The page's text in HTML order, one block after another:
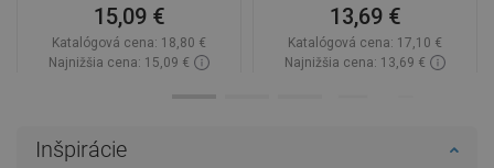
15,09 €
Katalógová cena: 18,80 €
Najnižšia cena: 15,09 €
13,69 €
Katalógová cena: 17,10 €
Najnižšia cena: 13,69 €
Inšpirácie